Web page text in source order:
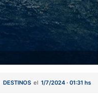
DESTINOS el 1/7/2024 · 01:31 hs